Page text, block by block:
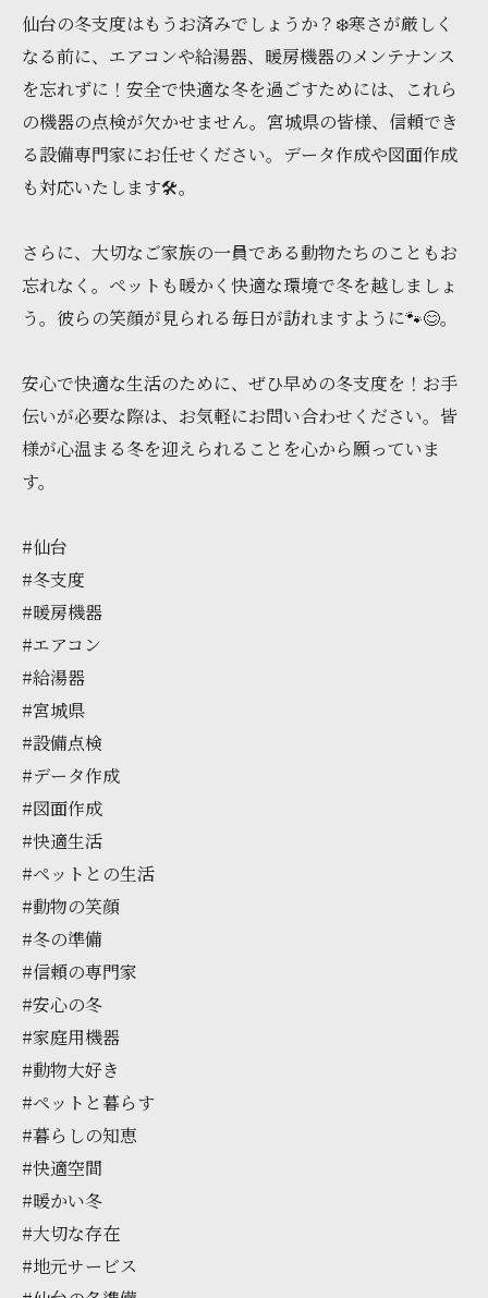
仙台の冬支度はもうお済みでしょうか？❄️寒さが厳しく
なる前に、エアコンや給湯器、暖房機器のメンテナンス
を忘れずに！安全で快適な冬を過ごすためには、これら
の機器の点検が欠かせません。宮城県の皆様、信頼でき
る設備専門家にお任せください。データ作成や図面作成
も対応いたします🛠️。
さらに、大切なご家族の一員である動物たちのこともお
忘れなく。ペットも暖かく快適な環境で冬を越しましょ
う。彼らの笑顔が見られる毎日が訪れますように🐾😊。
安心で快適な生活のために、ぜひ早めの冬支度を！お手
伝いが必要な際は、お気軽にお問い合わせください。皆
様が心温まる冬を迎えられることを心から願っていま
す。
#仙台
#冬支度
#暖房機器
#エアコン
#給湯器
#宮城県
#設備点検
#データ作成
#図面作成
#快適生活
#ペットとの生活
#動物の笑顔
#冬の準備
#信頼の専門家
#安心の冬
#家庭用機器
#動物大好き
#ペットと暮らす
#暮らしの知恵
#快適空間
#暖かい冬
#大切な存在
#地元サービス